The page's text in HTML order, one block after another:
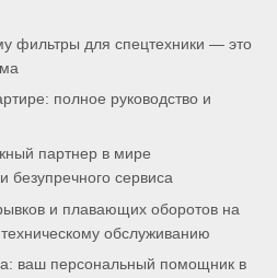
фильтры для спецтехники — это
полное руководство и
партнер в мире
безупречного сервиса
и плавающих оборотов на
обслуживанию
ваш персональный помощник в